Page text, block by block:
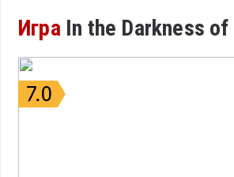
ИграIn the Darkness of